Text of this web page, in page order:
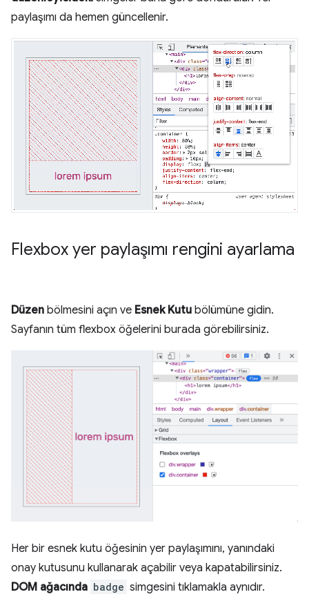
paylaşımı da hemen güncellenir.
Flexbox yer paylaşımı rengini ayarlama
Düzen bölmesini açın ve Esnek Kutu bölümüne gidin.
Sayfanın tüm flexbox öğelerini burada görebilirsiniz.
Her bir esnek kutu öğesinin yer paylaşımını, yanındaki
onay kutusunu kullanarak açabilir veya kapatabilirsiniz.
DOM ağacında badge simgesini tıklamakla aynıdır.